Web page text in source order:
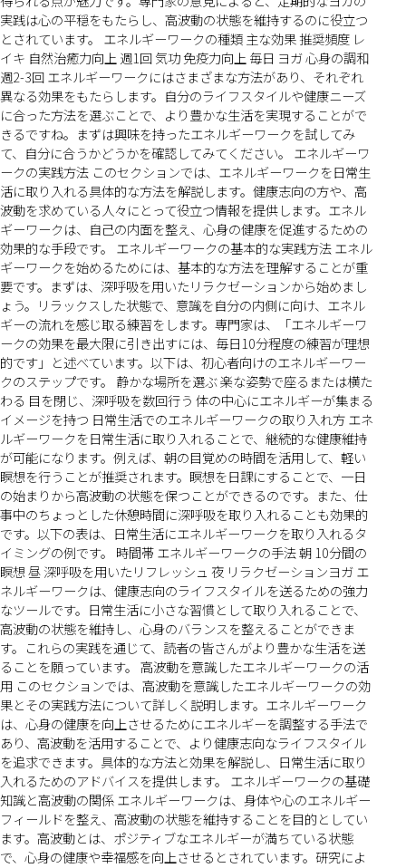
実践は心の平穏をもたらし、高波動の状態を維持するのに役立つ
とされています。 エネルギーワークの種類 主な効果 推奨頻度 レ
イキ 自然治癒力向上 週1回 気功 免疫力向上 毎日 ヨガ 心身の調和
週2-3回 エネルギーワークにはさまざまな方法があり、それぞれ
異なる効果をもたらします。自分のライフスタイルや健康ニーズ
に合った方法を選ぶことで、より豊かな生活を実現することがで
きるですね。まずは興味を持ったエネルギーワークを試してみ
て、自分に合うかどうかを確認してみてください。 エネルギーワ
ークの実践方法 このセクションでは、エネルギーワークを日常生
活に取り入れる具体的な方法を解説します。健康志向の方や、高
波動を求めている人々にとって役立つ情報を提供します。エネル
ギーワークは、自己の内面を整え、心身の健康を促進するための
効果的な手段です。 エネルギーワークの基本的な実践方法 エネル
ギーワークを始めるためには、基本的な方法を理解することが重
要です。まずは、深呼吸を用いたリラクゼーションから始めまし
ょう。リラックスした状態で、意識を自分の内側に向け、エネル
ギーの流れを感じ取る練習をします。専門家は、「エネルギーワ
ークの効果を最大限に引き出すには、毎日10分程度の練習が理想
的です」と述べています。以下は、初心者向けのエネルギーワー
クのステップです。 静かな場所を選ぶ 楽な姿勢で座るまたは横た
わる 目を閉じ、深呼吸を数回行う 体の中心にエネルギーが集まる
イメージを持つ 日常生活でのエネルギーワークの取り入れ方 エネ
ルギーワークを日常生活に取り入れることで、継続的な健康維持
が可能になります。例えば、朝の目覚めの時間を活用して、軽い
瞑想を行うことが推奨されます。瞑想を日課にすることで、一日
の始まりから高波動の状態を保つことができるのです。また、仕
事中のちょっとした休憩時間に深呼吸を取り入れることも効果的
です。以下の表は、日常生活にエネルギーワークを取り入れるタ
イミングの例です。 時間帯 エネルギーワークの手法 朝 10分間の
瞑想 昼 深呼吸を用いたリフレッシュ 夜 リラクゼーションヨガ エ
ネルギーワークは、健康志向のライフスタイルを送るための強力
なツールです。日常生活に小さな習慣として取り入れることで、
高波動の状態を維持し、心身のバランスを整えることができま
す。これらの実践を通じて、読者の皆さんがより豊かな生活を送
ることを願っています。 高波動を意識したエネルギーワークの活
用 このセクションでは、高波動を意識したエネルギーワークの効
果とその実践方法について詳しく説明します。エネルギーワーク
は、心身の健康を向上させるためにエネルギーを調整する手法で
あり、高波動を活用することで、より健康志向なライフスタイル
を追求できます。具体的な方法と効果を解説し、日常生活に取り
入れるためのアドバイスを提供します。 エネルギーワークの基礎
知識と高波動の関係 エネルギーワークは、身体や心のエネルギー
フィールドを整え、高波動の状態を維持することを目的としてい
ます。高波動とは、ポジティブなエネルギーが満ちている状態
で、心身の健康や幸福感を向上させるとされています。研究によ